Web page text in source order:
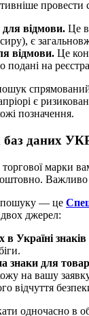
провести
для відмови. Це
є
відмови. Це
подані на
є
позначення.
баз даних
торгової марки
пошуку — це
джерел:
в Україні
знаки для
на вашу
відчуття
одночасно в